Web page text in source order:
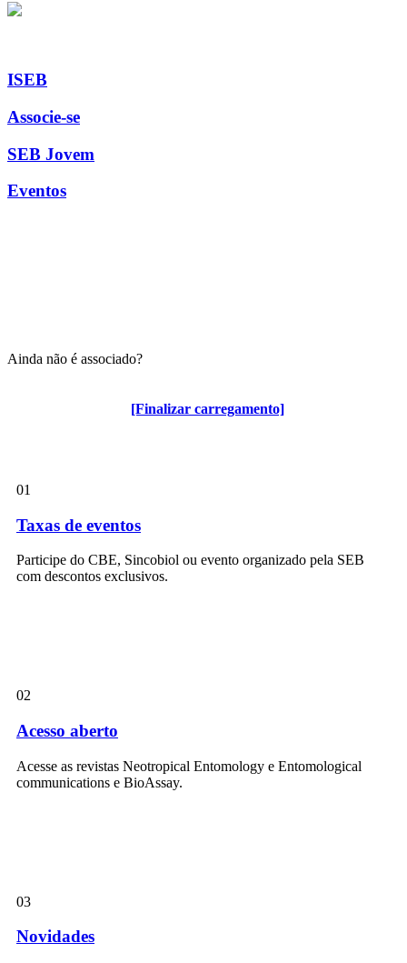
[Finalizar carregamento]
ISEB
Associe-se
SEB Jovem
Eventos
Ainda não é associado?
Algumas vantagens para associados
01
Taxas de eventos
Participe do CBE, Sincobiol ou evento organizado pela SEB
com descontos exclusivos.
02
Acesso aberto
Acesse as revistas Neotropical Entomology e Entomological
communications e BioAssay.
03
Novidades